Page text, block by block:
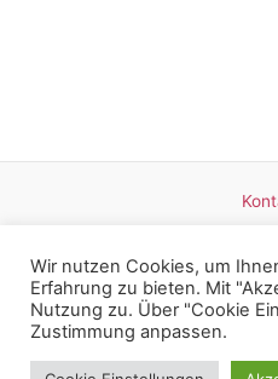
Wir nutzen Cookies, um
Erfahrung zu bieten. Mit
Nutzung zu. Über "Cookie
Zustimmung anpassen.